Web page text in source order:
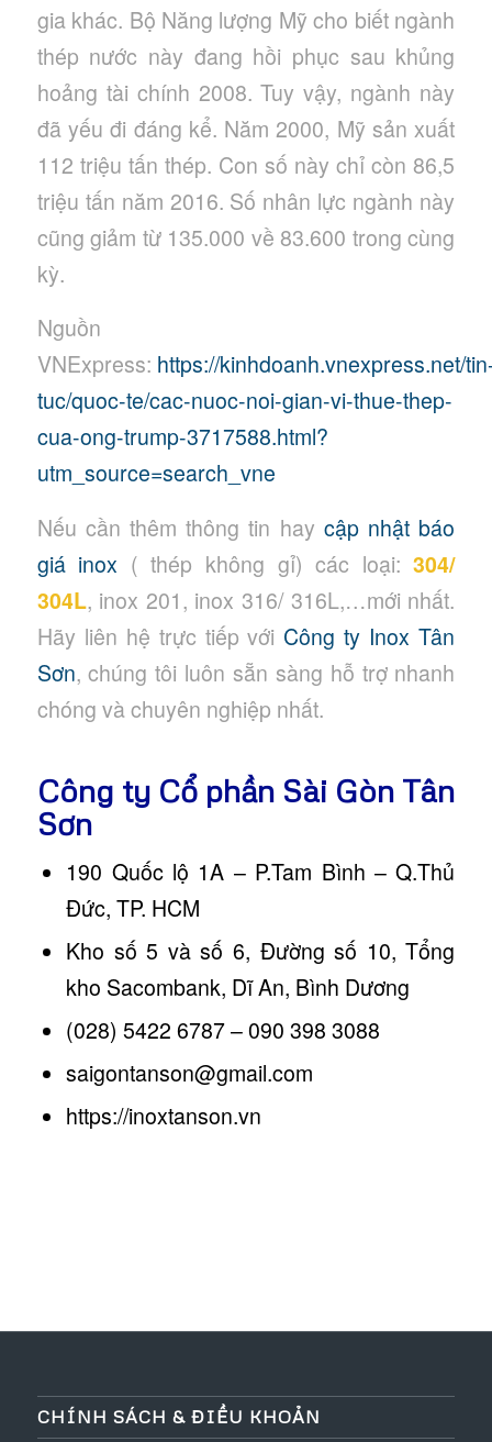
gia khác. Bộ Năng lượng Mỹ cho biết ngành
thép nước này đang hồi phục sau khủng
hoảng tài chính 2008. Tuy vậy, ngành này
đã yếu đi đáng kể. Năm 2000, Mỹ sản xuất
112 triệu tấn thép. Con số này chỉ còn 86,5
triệu tấn năm 2016. Số nhân lực ngành này
cũng giảm từ 135.000 về 83.600 trong cùng
kỳ.
Nguồn
VNExpress: https://kinhdoanh.vnexpress.net/
tuc/quoc-te/cac-nuoc-noi-gian-vi-thue-thep-
cua-ong-trump-3717588.html?
utm_source=search_vne
Nếu cần thêm thông tin hay cập nhật báo
giá inox ( thép không gỉ) các loại:304/
304L, inox 201, inox 316/ 316L,…mới nhất.
Hãy liên hệ trực tiếp với Công ty Inox Tân
Sơn, chúng tôi luôn sẵn sàng hỗ trợ nhanh
chóng và chuyên nghiệp nhất.
Công ty Cổ phần Sài Gòn Tân
Sơn
190 Quốc lộ 1A – P.Tam Bình – Q.Thủ
Đức, TP. HCM
Kho số 5 và số 6, Đường số 10, Tổng
kho Sacombank, Dĩ An, Bình Dương
(028) 5422 6787 – 090 398 3088
saigontanson@gmail.com
https://inoxtanson.vn
CHÍNH SÁCH & ĐIỀU KHOẢN